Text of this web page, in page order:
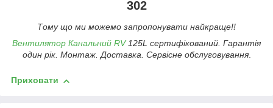
302
Тому що ми можемо запропонувати найкраще!!
Вентилятор Канальний RV125L сертифікований. Гарантія
один рік. Монтаж. Доставка. Сервісне обслуговування.
Приховати